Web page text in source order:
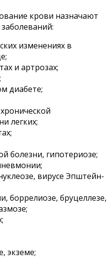
крови назначают
изменениях в
и артрозах;
диабете;
легких;
болезни, гипотериозе;
вирусе Эпштейн-
боррелиозе, бруцеллезе,
экземе;